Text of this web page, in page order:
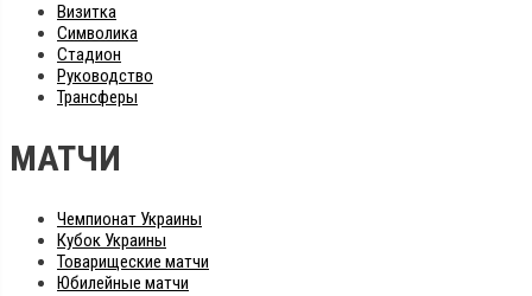
Визитка
Символика
Стадион
Руководство
Трансферы
МАТЧИ
Чемпионат Украины
Кубок Украины
Товарищеские матчи
Юбилейные матчи